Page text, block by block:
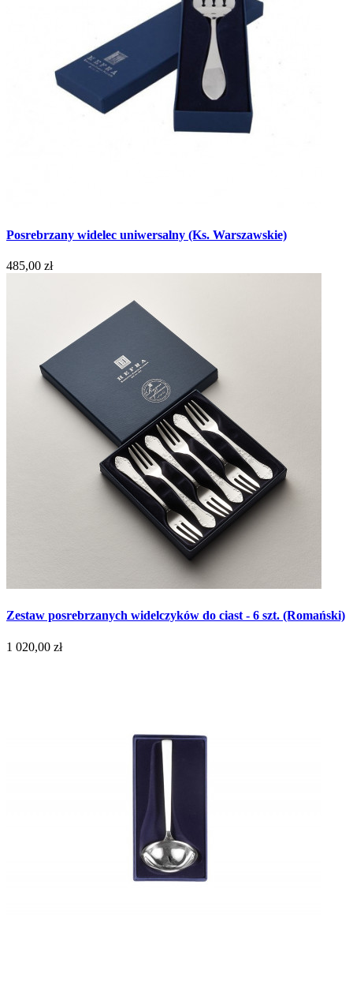
Posrebrzany widelec uniwersalny (Ks. Warszawskie)
485,00 zł
Zestaw posrebrzanych widelczyków do ciast - 6 szt. (Romański)
1 020,00 zł